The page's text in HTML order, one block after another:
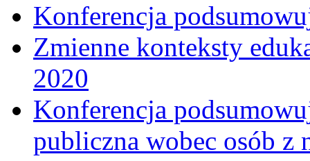
Konferencja
Zmienne konteksty
2020
Konferencja
publiczna wobec osób z